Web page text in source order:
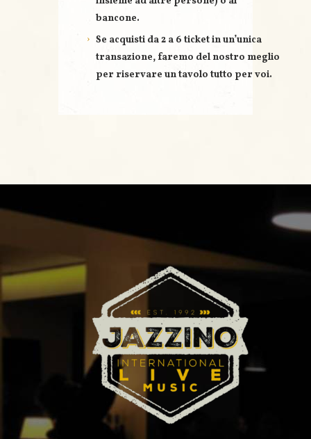
bancone.
Se acquisti da 2 a 6 ticketin un’unica
transazione, faremo del nostro meglio
per riservare untavolo tutto per voi.